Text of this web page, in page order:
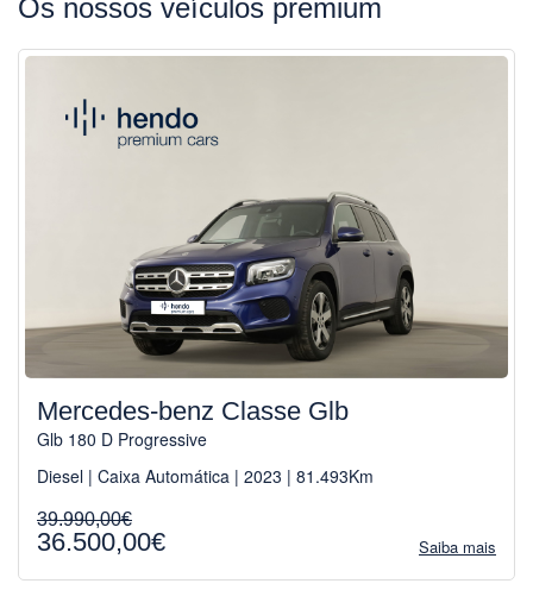
Os nossos veículos premium
Mercedes-benz Classe Glb
Glb 180 D Progressive
Diesel | Caixa Automática | 2023 | 81.493Km
39.990,00€
36.500,00€ Saiba mais